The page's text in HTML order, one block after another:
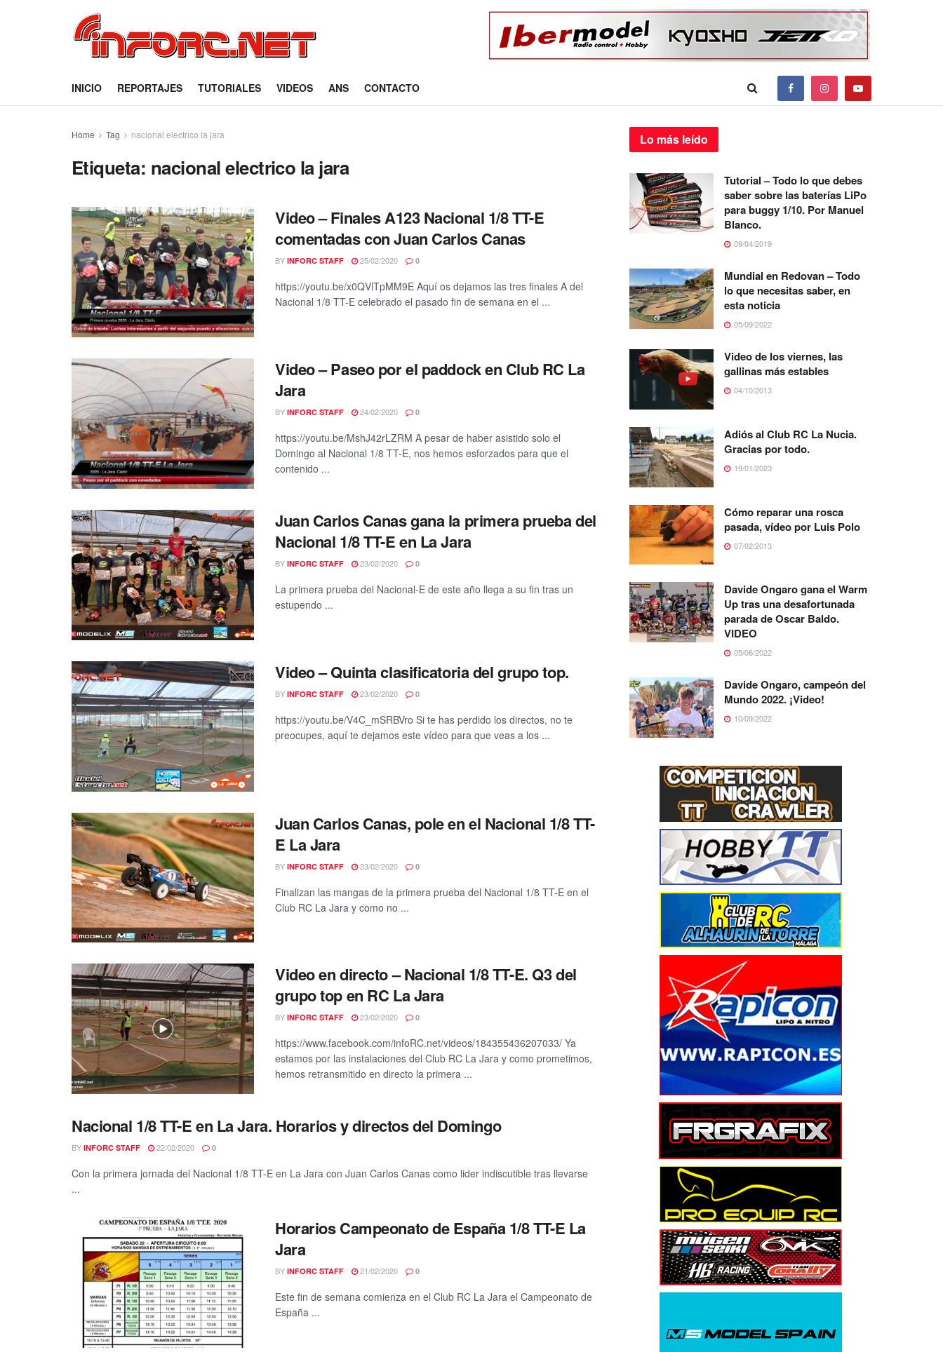
INICIO REPORTAJES TUTORIALES VIDEOS ANS CONTACTO
Home Tag nacional electrico la jara
Etiqueta: nacional electrico la jara
Video – Finales A123 Nacional 1/8 TT-E
comentadas con Juan Carlos Canas
BY INFORC STAFF 25/02/2020 0
https://youtu.be/x0QVlTpMM9E Aquí os dejamos las tres finales A del
Nacional 1/8 TT-E celebrado el pasado fin de semana en el ...
Video – Paseo por el paddock en Club RC La
Jara
BY INFORC STAFF 24/02/2020 0
https://youtu.be/MshJ42rLZRM A pesar de haber asistido solo el
Domingo al Nacional 1/8 TT-E, nos hemos esforzados para que el
contenido ...
Juan Carlos Canas gana la primera prueba del
Nacional 1/8 TT-E en La Jara
BY INFORC STAFF 23/02/2020 0
La primera prueba del Nacional-E de este año llega a su fin tras un
estupendo ...
Video – Quinta clasificatoria del grupo top.
BY INFORC STAFF 23/02/2020 0
https://youtu.be/V4C_mSRBVro Si te has perdido los directos, no te
preocupes, aquí te dejamos este vídeo para que veas a los ...
Juan Carlos Canas, pole en el Nacional 1/8 TT-
E La Jara
BY INFORC STAFF 23/02/2020 0
Finalizan las mangas de la primera prueba del Nacional 1/8 TT-E en el
Club RC La Jara y como no ...
Video en directo – Nacional 1/8 TT-E. Q3 del
grupo top en RC La Jara
BY INFORC STAFF 23/02/2020 0
https://www.facebook.com/infoRC.net/videos/184355436207033/ Ya
estamos por las instalaciones del Club RC La Jara y como prometimos,
hemos retransmitido en directo la primera ...
Nacional 1/8 TT-E en La Jara. Horarios y directos del Domingo
BY INFORC STAFF 22/02/2020 0
Con la primera jornada del Nacional 1/8 TT-E en La Jara con Juan Carlos Canas como lider indiscutible tras llevarse
...
Horarios Campeonato de España 1/8 TT-E La
Jara
BY INFORC STAFF 21/02/2020 0
Este fin de semana comienza en el Club RC La Jara el Campeonato de
España ...
Lo más leído
Tutorial – Todo lo que debes
saber sobre las baterías LiPo
para buggy 1/10. Por Manuel
Blanco.
09/04/2019
Mundial en Redovan – Todo
lo que necesitas saber, en
esta noticia
05/09/2022
Video de los viernes, las
gallinas más estables
04/10/2013
Adiós al Club RC La Nucia.
Gracias por todo.
19/01/2023
Cómo reparar una rosca
pasada, vídeo por Luis Polo
07/02/2013
Davide Ongaro gana el Warm
Up tras una desafortunada
parada de Oscar Baldo.
VIDEO
05/06/2022
Davide Ongaro, campeón del
Mundo 2022. ¡Video!
10/09/2022